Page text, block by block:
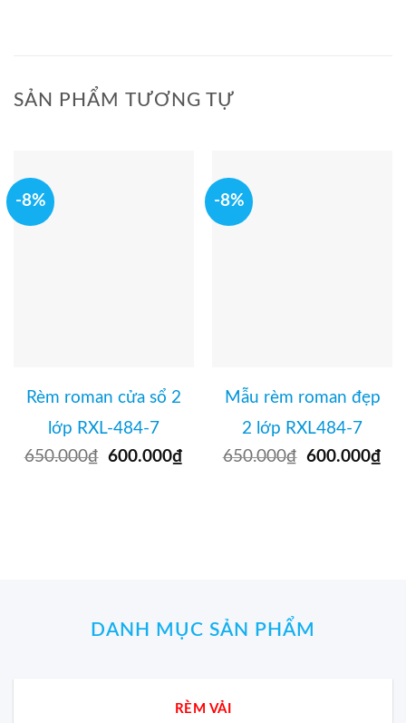
SẢN PHẨM TƯƠNG TỰ
-8%
Rèm roman cửa sổ 2
lớp RXL-484-7
650.000₫ Giá
600.000₫
-8%
Mẫu rèm roman đẹp
2 lớp RXL484-7
650.000₫ Giá
600.000₫
DANH MỤC SẢN PHẨM
RÈM VẢI